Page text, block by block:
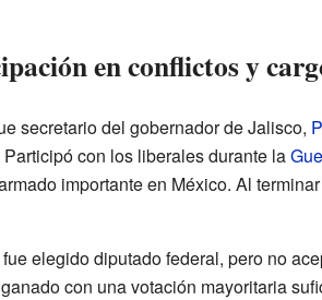
en conflictos y
secretario del gobernador de Jalisco,
con los liberales durante la
importante en México. Al
elegido diputado federal, pero no
con una votación mayoritaria